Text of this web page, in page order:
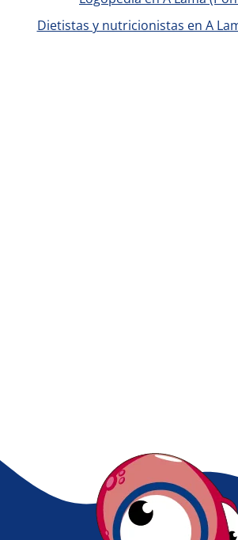
Dietistas y nutricionistas en A